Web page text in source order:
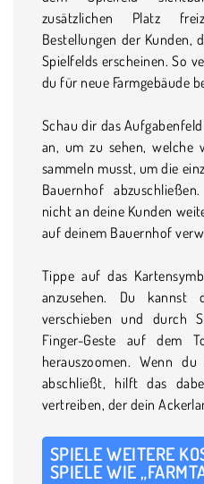
zusätzlichen Platz
Bestellungen der Kunden,
Spielfelds erscheinen. So
du für neue Farmgebäude
Schau dir das
an, um zu sehen, welche
sammeln musst, um die
Bauernhof
nicht an deine Kunden
auf deinem Bauernhof
Tippe auf das
anzusehen. Du kannst
verschieben und durch
Finger-Geste auf dem
herauszoomen. Wenn
abschließt, hilft das
vertreiben, der dein
SPIELE WEITERE
SPIELE WIE